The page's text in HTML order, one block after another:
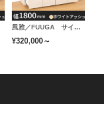
風雅／FUUGA サイドキャビネット 幅1800mm（ホワイトアッシュ-スリット）
¥320,000～